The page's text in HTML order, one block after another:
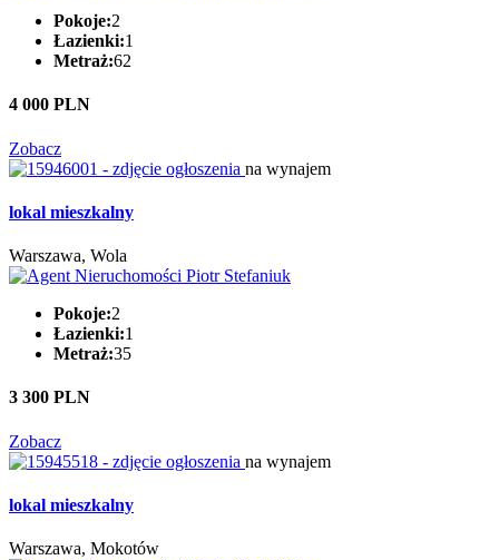
Pokoje:2
Łazienki:1
Metraż:62
4 000 PLN
Zobacz
na wynajem
lokal mieszkalny
Warszawa, Wola
Pokoje:2
Łazienki:1
Metraż:35
3 300 PLN
Zobacz
na wynajem
lokal mieszkalny
Warszawa, Mokotów